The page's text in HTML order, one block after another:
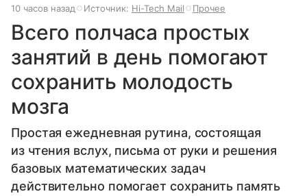
10 часов назад Источник: Hi-Tech Mail Прочее
Всего полчаса простых
занятий в день помогают
сохранить молодость
мозга
Простая ежедневная рутина, состоящая
из чтения вслух, письма от руки и решения
базовых математических задач
действительно помогает сохранить память